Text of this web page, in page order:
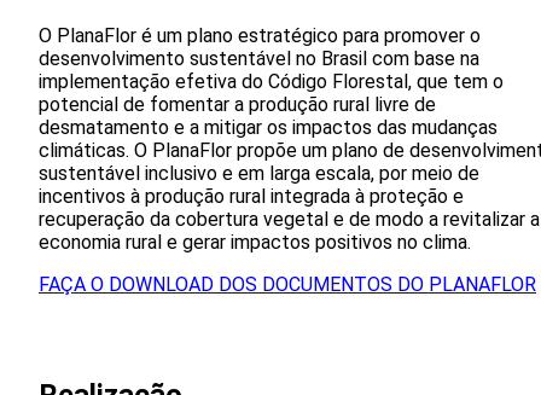
O PlanaFlor é um plano estratégico para promover o
desenvolvimento sustentável no Brasil com base na
implementação efetiva do Código Florestal, que tem o
potencial de fomentar a produção rural livre de
desmatamento e a mitigar os impactos das mudanças
climáticas. O PlanaFlor propõe um plano de
sustentável inclusivo e em larga escala, por meio de
incentivos à produção rural integrada à proteção e
recuperação da cobertura vegetal e de modo a revitalizar a
economia rural e gerar impactos positivos no clima.
FAÇA O DOWNLOAD DOS DOCUMENTOS DO PLANAFLOR